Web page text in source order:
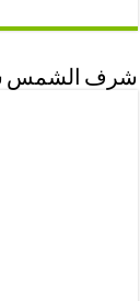
شرف الشمس سال